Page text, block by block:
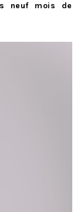
neuf mois de